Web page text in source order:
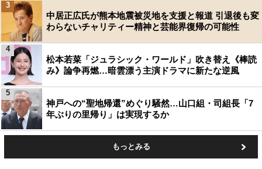
中居正広氏が熊本地震被災地を支援と報道 引退後も変
わらないチャリティー精神と芸能界復帰の可能性
3
松本若菜「ジュラシック・ワールド」吹き替え《棒読
み》論争再燃…暗雲漂う主演ドラマに新たな逆風
4
神戸への“聖地帰還”めぐり騒然…山口組・司組長「7
年ぶりの里帰り」は実現するか
5
もっとみる